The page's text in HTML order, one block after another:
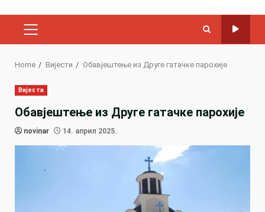
PRIMARY
Home Вијести Обавјештење из Друге гатачке парохије
Вијести
Обавјештење из Друге гатачке парохије
novinar 14. април 2025.